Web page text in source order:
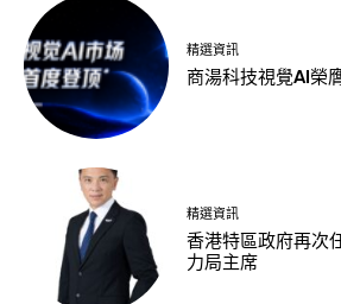
精選資訊
商湯科技視覺AI榮
精選資訊
香港特區政府再次
力局主席